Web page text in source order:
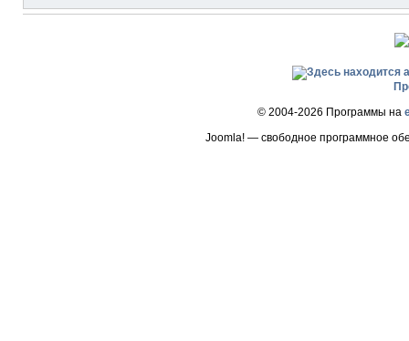
© 2004-2026 Программы на
Joomla! — свободное программное